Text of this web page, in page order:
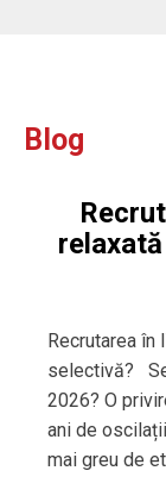
Blog
Recrutarea în
selectivă? Se
2026? O
ani de
mai greu de